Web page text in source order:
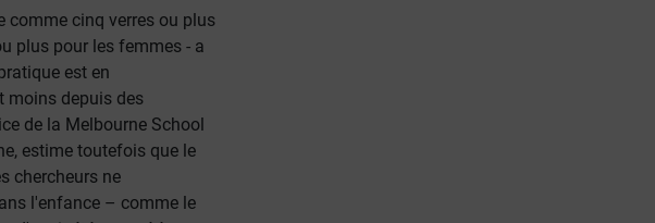
comme cinq verres ou plus
plus pour les femmes - a
est en
moins depuis des
de la Melbourne School
estime toutefois que le
chercheurs ne
l'enfance – comme le